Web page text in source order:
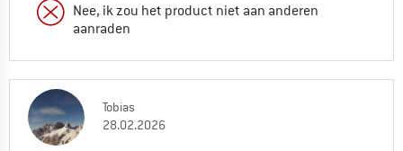
Nee, ik zou het product niet aan anderen
aanraden
Tobias
28.02.2026